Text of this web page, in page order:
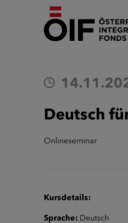
Deutsch
Onlineseminar
Kursdetails:
Sprache: Deutsch